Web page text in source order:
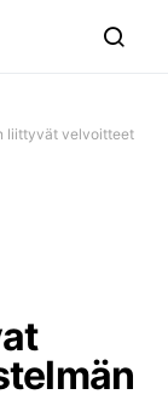
liittyvät velvoitteet